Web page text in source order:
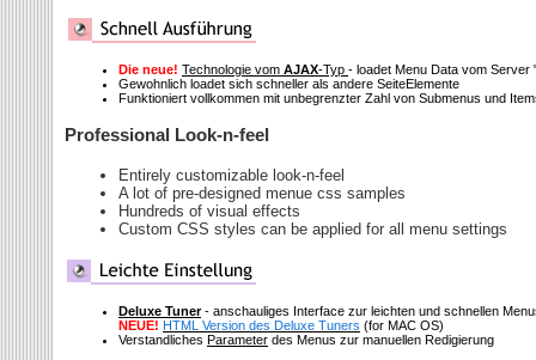
Die neue! Technologie vom AJAX-Typ - loadet Menu Data vom Server
Gewohnlich loadet sich schneller als andere SeiteElemente
Funktioniert vollkommen mit unbegrenzter Zahl von Submenus und
Professional Look-n-feel
Entirely customizable look-n-feel
A lot of pre-designed menue css samples
Hundreds of visual effects
Custom CSS styles can be applied for all menu settings
Deluxe Tuner- anschauliges Interface zur leichten und schnellen
NEUE! HTML Version des Deluxe Tuners (for MAC OS)
Verstandliches Parameter des Menus zur manuellen Redigierung